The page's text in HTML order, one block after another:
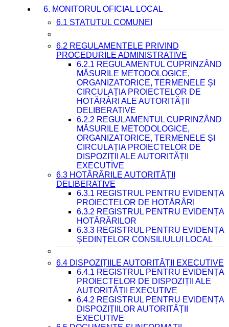
6. MONITORUL OFICIAL LOCAL
6.1 STATUTUL COMUNEI
6.2 REGULAMENTELE PRIVIND
PROCEDURILE ADMINISTRATIVE
6.2.1 REGULAMENTUL CUPRINZÂND
MĂSURILE METODOLOGICE,
ORGANIZATORICE, TERMENELE ȘI
CIRCULAȚIA PROIECTELOR DE
HOTĂRÂRI ALE AUTORITĂȚII
DELIBERATIVE
6.2.2 REGULAMENTUL CUPRINZÂND
MĂSURILE METODOLOGICE,
ORGANIZATORICE, TERMENELE ȘI
CIRCULAȚIA PROIECTELOR DE
DISPOZIȚII ALE AUTORITĂȚII
EXECUTIVE
6.3 HOTĂRÂRILE AUTORITĂȚII
DELIBERATIVE
6.3.1 REGISTRUL PENTRU EVIDENȚA
PROIECTELOR DE HOTĂRÂRI
6.3.2 REGISTRUL PENTRU EVIDENȚA
HOTĂRÂRILOR
6.3.3 REGISTRUL PENTRU EVIDENȚA
ȘEDINȚELOR CONSILIULUI LOCAL
6.4 DISPOZIȚIILE AUTORITĂȚII EXECUTIVE
6.4.1 REGISTRUL PENTRU EVIDENȚA
PROIECTELOR DE DISPOZIȚII ALE
AUTORITĂȚII EXECUTIVE
6.4.2 REGISTRUL PENTRU EVIDENȚA
DISPOZIȚIILOR AUTORITĂȚII
EXECUTIVE